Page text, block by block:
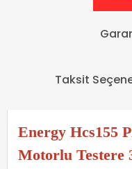
Taksit
Energy Hcs155
Motorlu Testere